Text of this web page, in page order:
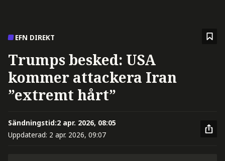
EFN DIREKT
Trumps besked: USA
kommer attackera Iran
”extremt hårt”
Sändningstid:2 apr. 2026, 08:05
Uppdaterad: 2 apr. 2026, 09:07